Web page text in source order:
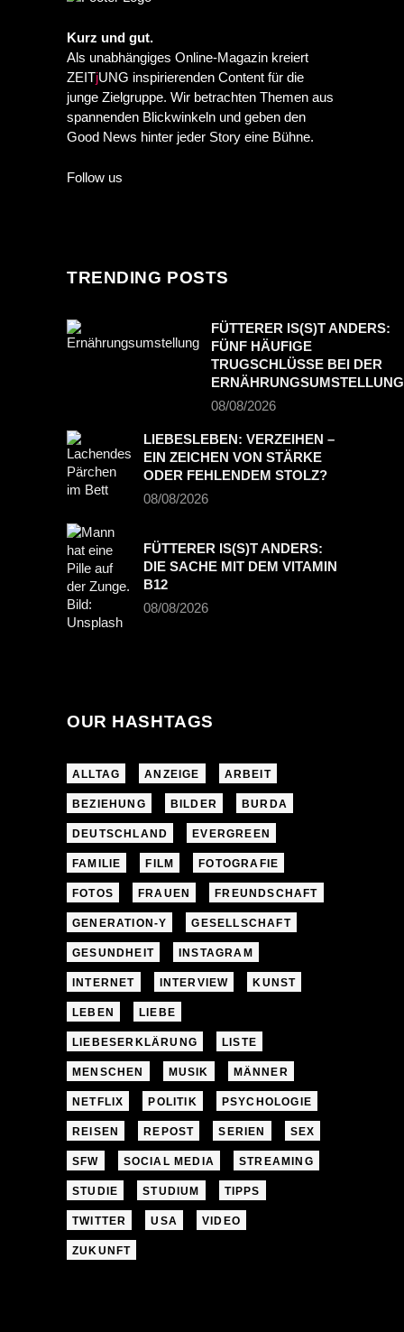
Kurz und gut.
Als unabhängiges Online-Magazin kreiert
ZEITjUNG inspirierenden Content für die
junge Zielgruppe. Wir betrachten Themen aus
spannenden Blickwinkeln und geben den
Good News hinter jeder Story eine Bühne.
Follow us
TRENDING POSTS
FÜTTERER IS(S)T ANDERS:
FÜNF HÄUFIGE
TRUGSCHLÜSSE BEI DER
ERNÄHRUNGSUMSTELLUNG
08/08/2026
LIEBESLEBEN: VERZEIHEN –
EIN ZEICHEN VON STÄRKE
ODER FEHLENDEM STOLZ?
08/08/2026
FÜTTERER IS(S)T ANDERS:
DIE SACHE MIT DEM VITAMIN
B12
08/08/2026
OUR HASHTAGS
ALLTAG ANZEIGE ARBEIT
BEZIEHUNG BILDER BURDA
DEUTSCHLAND EVERGREEN
FAMILIE FILM FOTOGRAFIE
FOTOS FRAUEN FREUNDSCHAFT
GENERATION-Y GESELLSCHAFT
GESUNDHEIT INSTAGRAM
INTERNET INTERVIEW KUNST
LEBEN LIEBE
LIEBESERKLÄRUNG LISTE
MENSCHEN MUSIK MÄNNER
NETFLIX POLITIK PSYCHOLOGIE
REISEN REPOST SERIEN SEX
SFW SOCIAL MEDIA STREAMING
STUDIE STUDIUM TIPPS
TWITTER USA VIDEO
ZUKUNFT